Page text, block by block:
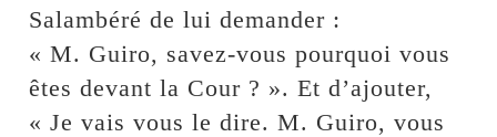
Salambéré de lui demander :
« M. Guiro, savez-vous pourquoi vous
êtes devant la Cour ? ». Et d’ajouter,
« Je vais vous le dire. M. Guiro, vous